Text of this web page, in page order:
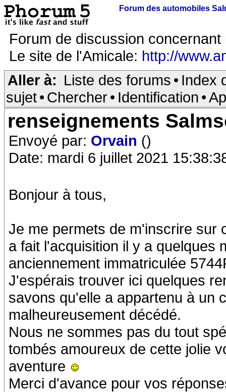
Forum des automobiles
Forum de discussion
Le site de l'Amicale: http://
Aller à: Liste des forums • Index
sujet• Chercher• Identification •
renseignements
Envoyé par: Orvain ()
Date: mardi 6 juillet 2021
Bonjour à tous,
Je me permets de m'inscrire sur
a fait l'acquisition il y a quelques
anciennement immatriculée
J'espérais trouver ici quelques
savons qu'elle a appartenu à un
malheureusement décédé.
Nous ne sommes pas du tout
tombés amoureux de cette jolie
aventure
Merci d'avance pour vos